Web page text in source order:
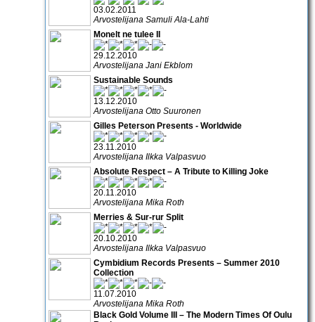
03.02.2011
Arvostelijana Samuli Ala-Lahti
Monelt ne tulee II
29.12.2010
Arvostelijana Jani Ekblom
Sustainable Sounds
13.12.2010
Arvostelijana Otto Suuronen
Gilles Peterson Presents - Worldwide
23.11.2010
Arvostelijana Ilkka Valpasvuo
Absolute Respect – A Tribute to Killing Joke
20.11.2010
Arvostelijana Mika Roth
Merries & Sur-rur Split
20.10.2010
Arvostelijana Ilkka Valpasvuo
Cymbidium Records Presents – Summer 2010
Collection
11.07.2010
Arvostelijana Mika Roth
Black Gold Volume III – The Modern Times Of Oulu